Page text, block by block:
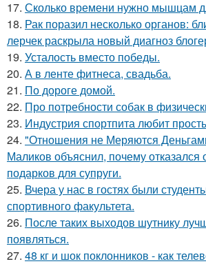
17. Сколько времени нужно мышцам
18. Рак поразил несколько органов:
лерчек раскрыла новый диагноз
19. Усталость вместо победы.
20. А в ленте фитнеса, свадьба.
21. По дороге домой.
22. Про потребности собак в
23. Индустрия спортпита любит
24. "Отношения не Меряются
Маликов объяснил, почему отказался
подарков для супруги.
25. Вчера у нас в гостях были
спортивного факультета.
26. После таких выходов шутнику
появляться.
27. 48 кг и шок поклонников - как